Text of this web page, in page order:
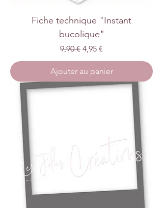
Fiche technique "Instant
bucolique"
Prix original
9,90 € Prix promotionnel
4,95 €
Ajouter au panier